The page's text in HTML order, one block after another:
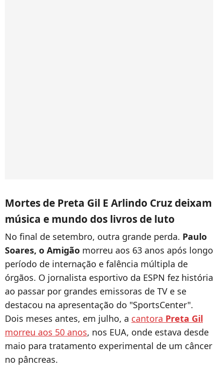
Mortes de Preta Gil E Arlindo Cruz deixam
música e mundo dos livros de luto
No final de setembro, outra grande perda. Paulo
Soares, o Amigão morreu aos 63 anos após longo
período de internação e falência múltipla de
órgãos. O jornalista esportivo da ESPN fez história
ao passar por grandes emissoras de TV e se
destacou na apresentação do "SportsCenter".
Dois meses antes, em julho, a cantora Preta Gil
morreu aos 50 anos, nos EUA, onde estava desde
maio para tratamento experimental de um câncer
no pâncreas.